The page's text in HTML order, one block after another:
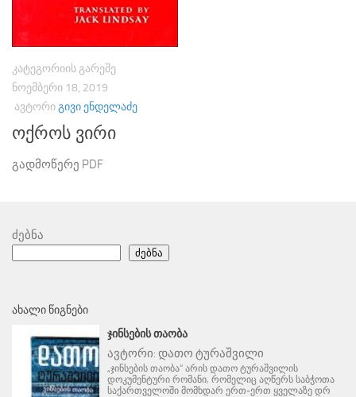
ᲙᲐᲢᲔᲒᲝᲠᲘᲘᲡ ᲒᲐᲠᲔᲨᲔ
ᲜᲝᲔᲛᲑᲔᲠᲘ 18, 2019
ᲐᲕᲢᲝᲠᲘᲒᲘᲕᲘ ᲔᲜᲓᲔᲚᲐᲫᲔ
ოქროს ვირი
გადმოწერე PDF
ძებნა
ძებნა
ᲐᲮᲐᲚᲘ ᲬᲘᲒᲜᲔᲑᲘ
ᲯᲘᲜᲡᲔᲑᲘᲡ ᲗᲐᲝᲑᲐ
ავტორი: დათო ტურაშვილი
„ჯინსების თაობა“ არის დათო ტურაშვილის
დოკუმენტური რომანი, რომელიც აღწერს საბჭოთა
საქართველოში მომხდარ ერთ-ერთ ყველაზე დრ